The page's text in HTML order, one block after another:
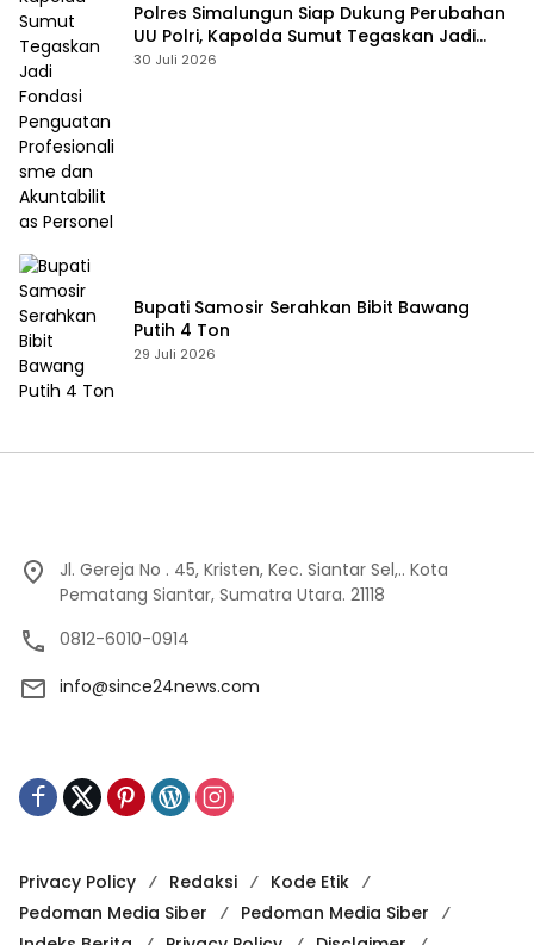
Polres Simalungun Siap Dukung Perubahan
UU Polri, Kapolda Sumut Tegaskan Jadi
Fondasi Penguatan Profesionalisme dan
30 Juli 2026
Bupati Samosir Serahkan Bibit Bawang
Putih 4 Ton
29 Juli 2026
Jl. Gereja No . 45, Kristen, Kec. Siantar Sel,.. Kota
Pematang Siantar, Sumatra Utara. 21118
0812-6010-0914
info@since24news.com
Privacy Policy Redaksi
Kode Etik
Pedoman Media Siber
Pedoman Media Siber